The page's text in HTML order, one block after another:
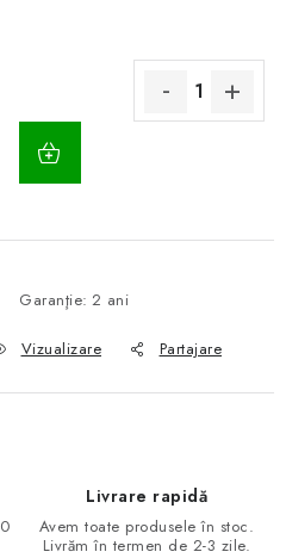
COŞ
Garanţie: 2 ani
Vizualizare Partajare
Livrare rapidă
Avem toate produsele în stoc.
Livrăm în termen de 2-3 zile.